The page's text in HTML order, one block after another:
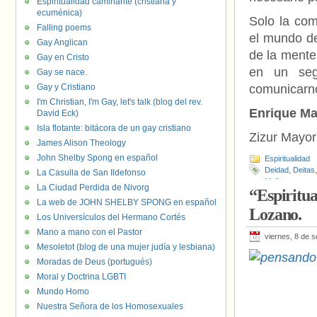
Solo la
el mundo
de la
en un
Enrique
Zizur
Espiritualidad
Deidad Deitas
Molinos
Lozano.
viernes, 8 de
ecuménica)
Falling poems
Gay Anglican
Gay en Cristo
Gay se nace.
Gay y Cristiano
I'm Christian, I'm Gay, let's talk (blog del rev.
David Eck)
Isla flotante: bitácora de un gay cristiano
James Alison Theology
John Shelby Spong en español
La Casulla de San Ildefonso
La Ciudad Perdida de Nivorg
La web de JOHN SHELBY SPONG en español
Los Universículos del Hermano Cortés
Mano a mano con el Pastor
Mesoletot (blog de una mujer judía y lesbiana)
Moradas de Deus (portugués)
Moral y Doctrina LGBTI
Mundo Homo
Nuestra Señora de los Homosexuales